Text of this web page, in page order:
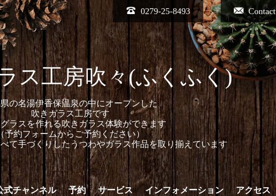
Contact
0279-25-8493
ス工房吹々(ふくふく)
の名湯伊香保温泉の中にオープンした
吹きガラス工房です
ラスを作れる吹きガラス体験ができます
予約フォームからご予約ください）
て手づくりしたうつわやガラス作品を取り揃えています
式チャンネル 予約 サービス インフォメーション アクセス